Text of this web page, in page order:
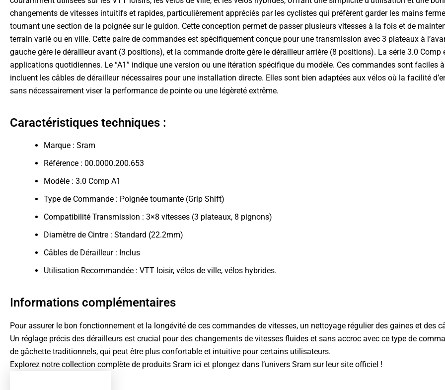
changements de vitesses intuitifs et rapides, particulièrement appréciés par les cyclistes qui préfèrent garder les mains
tournant une section de la poignée sur le guidon. Cette conception permet de passer plusieurs vitesses à la fois et de
terrain varié ou en ville. Cette paire de commandes est spécifiquement conçue pour une transmission avec 3 plateaux à
gauche gère le dérailleur avant (3 positions), et la commande droite gère le dérailleur arrière (8 positions). La série 3.0
applications quotidiennes. Le “A1” indique une version ou une itération spécifique du modèle. Ces commandes sont
incluent les câbles de dérailleur nécessaires pour une installation directe. Elles sont bien adaptées aux vélos où la facilité
sans nécessairement viser la performance de pointe ou une légèreté extrême.
Caractéristiques techniques :
Marque : Sram
Référence : 00.0000.200.653
Modèle : 3.0 Comp A1
Type de Commande : Poignée tournante (Grip Shift)
Compatibilité Transmission : 3×8 vitesses (3 plateaux, 8 pignons)
Diamètre de Cintre : Standard (22.2mm)
Câbles de Dérailleur : Inclus
Utilisation Recommandée : VTT loisir, vélos de ville, vélos hybrides.
Informations complémentaires
Pour assurer le bon fonctionnement et la longévité de ces commandes de vitesses, un nettoyage régulier des gaines et des
Un réglage précis des dérailleurs est crucial pour des changements de vitesses fluides et sans accroc avec ce type de
de gâchette traditionnels, qui peut être plus confortable et intuitive pour certains utilisateurs.
Explorez notre collection complète de produits Sram ici et plongez dans l’univers Sram sur leur site officiel !